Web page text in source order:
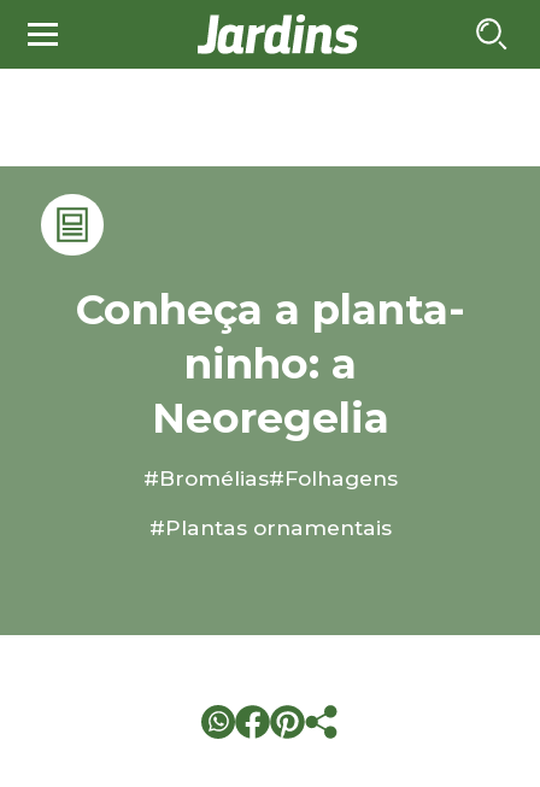
Conheça a planta-
ninho: a
Neoregelia
#Bromélias#Folhagens
#Plantas ornamentais